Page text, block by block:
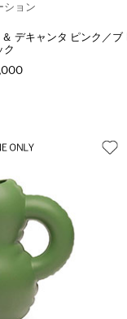
ション
デキャンタ ピンク／ブ
ク